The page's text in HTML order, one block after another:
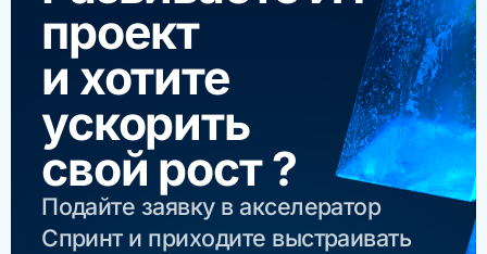
проект
и хотите
ускорить
свой рост ?
Подайте заявку в акселератор
Спринт и приходите выстраивать